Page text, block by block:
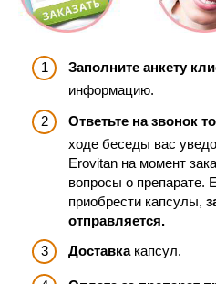
Заполните анкету
информацию.
Ответьте на звонок
ходе беседы вас
Erovitan на момент
вопросы о препарате.
приобрести капсулы,
отправляется.
Доставкакапсул.